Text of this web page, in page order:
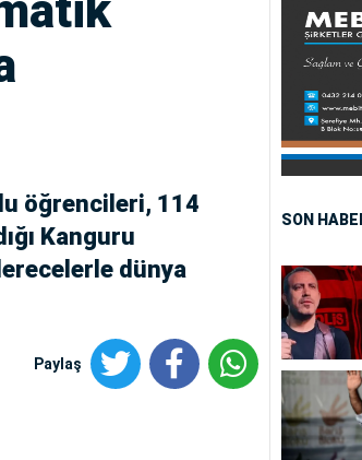
öğrencileri, 114
Kanguru
dünya
Paylaş
SON